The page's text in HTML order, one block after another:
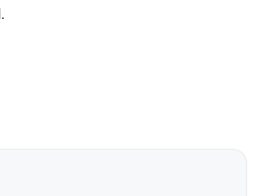
2025 Spring